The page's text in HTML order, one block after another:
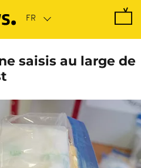
saisis au large de